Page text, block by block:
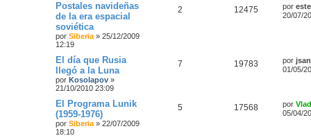
Postales navideñas
de la era espacial
soviética
por Siberia» 25/12/2009
12:19
2 12475 por
20/07/
El día que Rusia
llegó a la Luna
por Kosolapov »
21/10/2010 23:09
7 19783 por
01/05/
El Programa Lunik
(1959-1976)
por Siberia» 22/07/2009
18:10
5 17568 por
05/04/